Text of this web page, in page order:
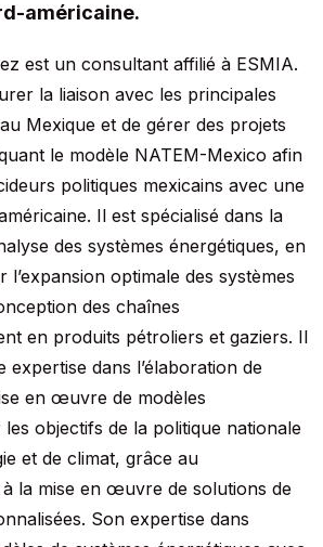
américaine.
est un consultant affilié à ESMIA.
la liaison avec les principales
Mexique et de gérer des projets
le modèle NATEM-Mexico afin
politiques mexicains avec une
Il est spécialisé dans la
des systèmes énergétiques, en
optimale des systèmes
des chaînes
en produits pétroliers et gaziers. Il
expertise dans l’élaboration de
en œuvre de modèles
objectifs de la politique nationale
et de climat, grâce au
la mise en œuvre de solutions de
Son expertise dans